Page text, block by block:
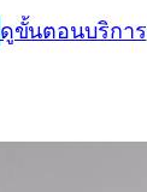
ดูขั้นตอนบริการ